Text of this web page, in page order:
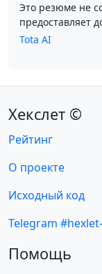
Это резюме не
предоставляет
Tota AI
Хекслет ©
Рейтинг
О проекте
Исходный код
Telegram
Помощь